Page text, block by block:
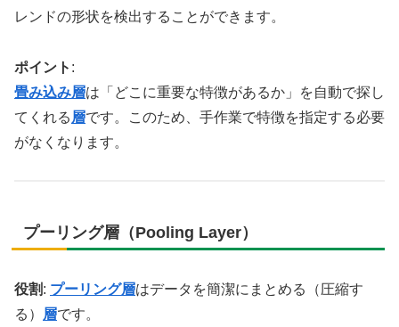
レンドの形状を検出することができます。
ポイント :
畳み込み層は「どこに重要な特徴があるか」を自動で探し
てくれる 層です。このため、手作業で特徴を指定する必要
がなくなります。
プーリング層（Pooling Layer）
役割: プーリング層はデータを簡潔にまとめる（圧縮す
る）
層です。